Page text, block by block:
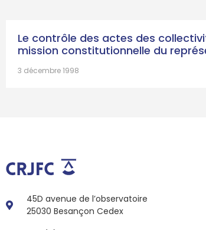
Le contrôle des actes des
mission constitutionnelle du
3 décembre 1998
45D avenue de l’observatoire
25030 Besançon Cedex